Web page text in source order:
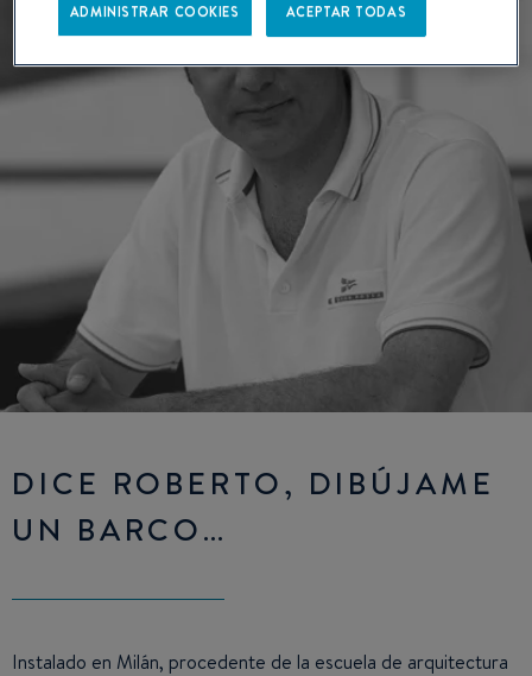
DICE ROBERTO, DIBÚJAME
UN BARCO…
Instalado en Milán, procedente de la escuela de arquitectura
ADMINISTRAR COOKIES ACEPTAR TODAS